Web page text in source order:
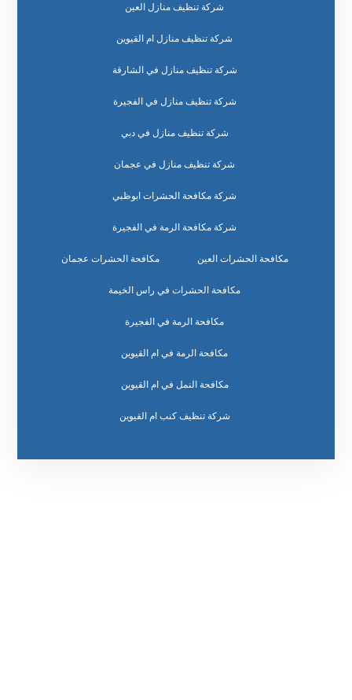
شركة تنظيف منازل العين
شركة تنظيف منازل ام القيوين
شركة تنظيف منازل في الشارقة
شركة تنظيف منازل في الفجيرة
شركة تنظيف منازل في دبي
شركة تنظيف منازل في عجمان
شركة مكافحة الحشرات ابوظبي
شركة مكافحة الرمة في الفجيرة
مكافحة الحشرات العين مكافحة الحشرات عجمان
مكافحة الحشرات في راس الخيمة
مكافحة الرمة في الفجيرة
مكافحة الرمة في ام القيوين
مكافحة النمل في ام القيوين